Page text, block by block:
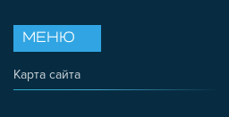
МЕНЮ
Карта сайта